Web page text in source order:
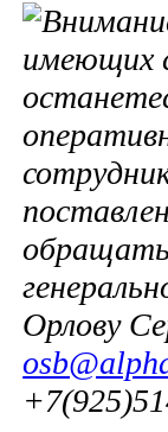
имеющих
Орлову